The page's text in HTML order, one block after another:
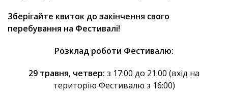
Зберігайте квиток до закінчення свого
перебування на Фестивалі!
Розклад роботи Фестивалю:
29 травня, четвер: з 17:00 до 21:00 (вхід на
територію Фестивалю з 16:00)